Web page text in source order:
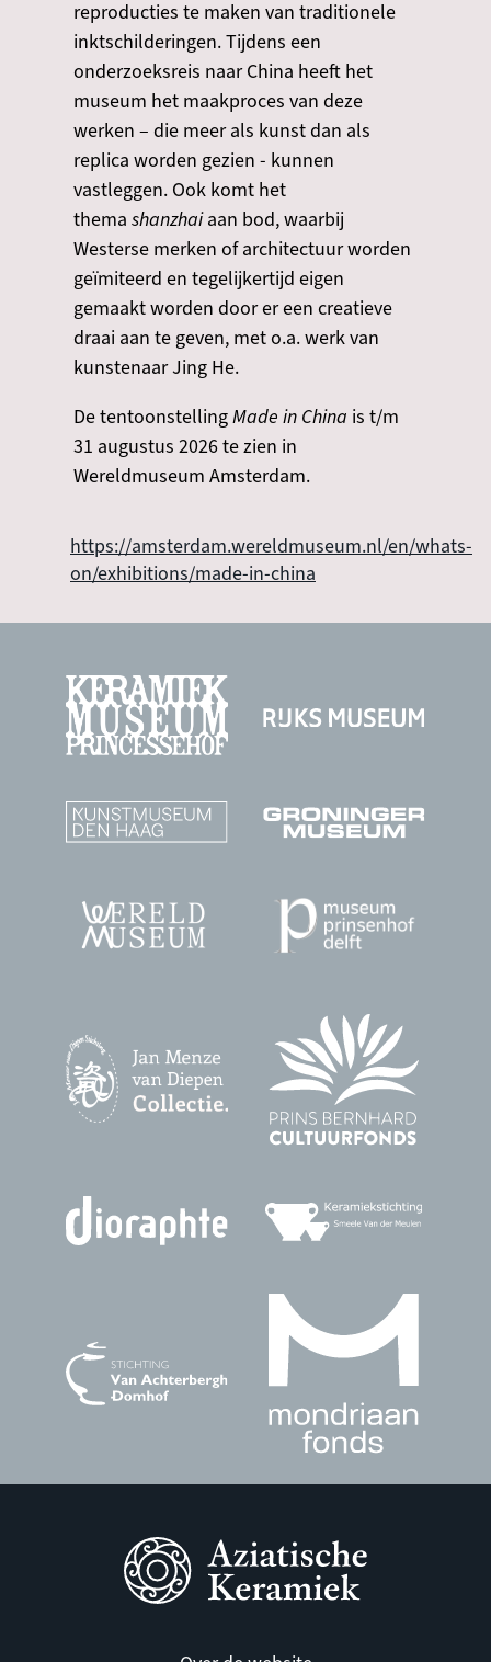
reproducties te maken van traditionele
inktschilderingen. Tijdens een
onderzoeksreis naar China heeft het
museum het maakproces van deze
werken – die meer als kunst dan als
replica worden gezien - kunnen
vastleggen. Ook komt het
thema shanzhaiaan bod, waarbij
Westerse merken of architectuur worden
geïmiteerd en tegelijkertijd eigen
gemaakt worden door er een creatieve
draai aan te geven, met o.a. werk van
kunstenaar Jing He.
De tentoonstellingMade in China is t/m
31 augustus 2026 te zien in
Wereldmuseum Amsterdam.
https://amsterdam.wereldmuseum.nl/en/whats-
on/exhibitions/made-in-china